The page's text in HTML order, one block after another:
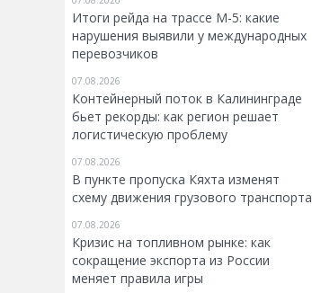
Итоги рейда на трассе М-5: какие
нарушения выявили у международных
перевозчиков
07.08.2026
Контейнерный поток в Калининграде
бьет рекорды: как регион решает
логистическую проблему
07.08.2026
В пункте пропуска Кяхта изменят
схему движения грузового транспорта
07.08.2026
Кризис на топливном рынке: как
сокращение экспорта из России
меняет правила игры